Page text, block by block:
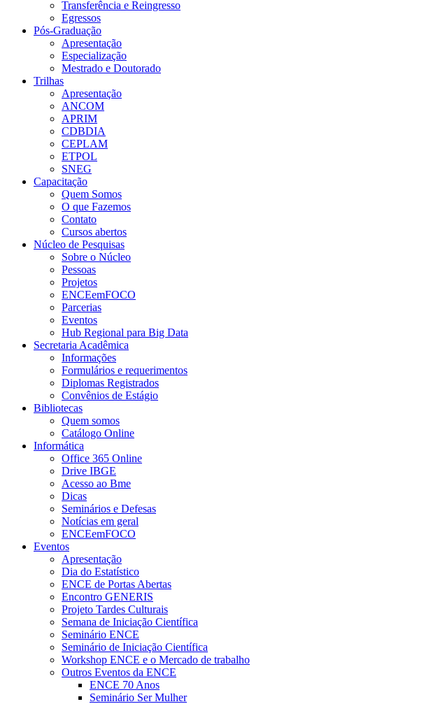
Transferência e Reingresso
Egressos
Pós-Graduação
Apresentação
Especialização
Mestrado e Doutorado
Trilhas
Apresentação
ANCOM
APRIM
CDBDIA
CEPLAM
ETPOL
SNEG
Capacitação
Quem Somos
O que Fazemos
Contato
Cursos abertos
Núcleo de Pesquisas
Sobre o Núcleo
Pessoas
Projetos
ENCEemFOCO
Parcerias
Eventos
Hub Regional para Big Data
Secretaria Acadêmica
Informações
Formulários e requerimentos
Diplomas Registrados
Convênios de Estágio
Bibliotecas
Quem somos
Catálogo Online
Informática
Office 365 Online
Drive IBGE
Acesso ao Bme
Dicas
Seminários e Defesas
Notícias em geral
ENCEemFOCO
Eventos
Apresentação
Dia do Estatístico
ENCE de Portas Abertas
Encontro GENERIS
Projeto Tardes Culturais
Semana de Iniciação Científica
Seminário ENCE
Seminário de Iniciação Científica
Workshop ENCE e o Mercado de trabalho
Outros Eventos da ENCE
ENCE 70 Anos
Seminário Ser Mulher